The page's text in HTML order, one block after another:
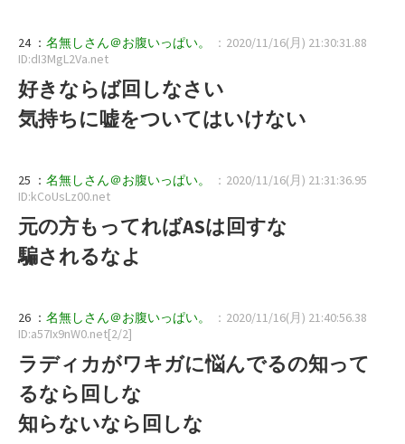
24 ： 名無しさん＠お腹いっぱい。
：2020/11/16(月) 21:30:31.88
ID:dI3MgL2Va.net
好きならば回しなさい
気持ちに嘘をついてはいけない
25 ： 名無しさん＠お腹いっぱい。
：2020/11/16(月) 21:31:36.95
ID:kCoUsLz00.net
元の方もってればASは回すな
騙されるなよ
26 ： 名無しさん＠お腹いっぱい。
：2020/11/16(月) 21:40:56.38
ID:a57Ix9nW0.net[2/2]
ラディカがワキガに悩んでるの知って
るなら回しな
知らないなら回しな